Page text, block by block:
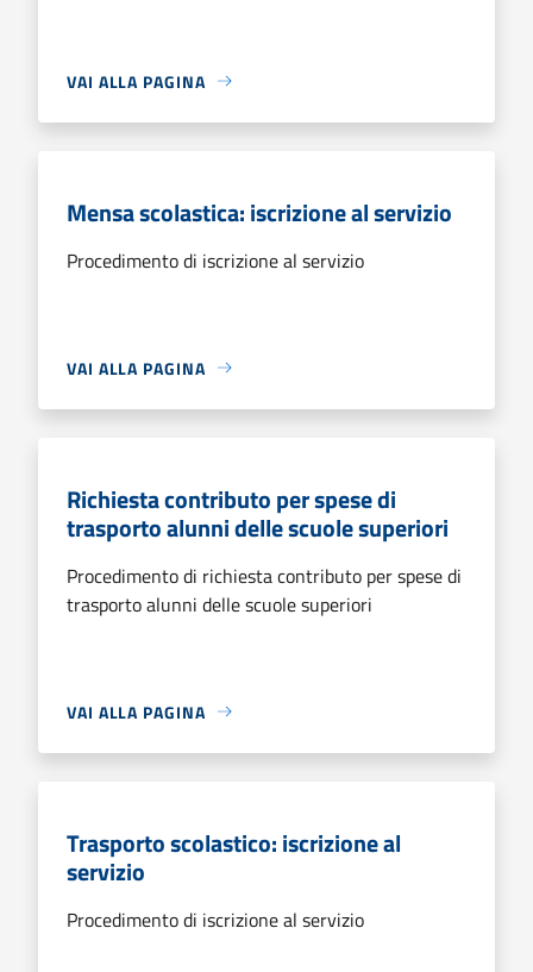
VAI ALLA PAGINA
Mensa scolastica: iscrizione al servizio
Procedimento di iscrizione al servizio
VAI ALLA PAGINA
Richiesta contributo per spese di
trasporto alunni delle scuole superiori
Procedimento di richiesta contributo per spese di
trasporto alunni delle scuole superiori
VAI ALLA PAGINA
Trasporto scolastico: iscrizione al
servizio
Procedimento di iscrizione al servizio